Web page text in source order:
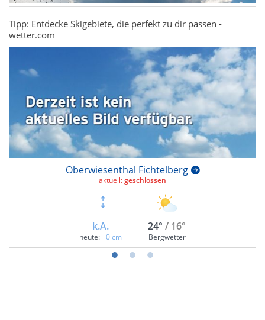
Tipp: Entdecke Skigebiete, die perfekt zu dir passen -
wetter.com
Oberwiesenthal Fichtelberg
aktuell:geschlossen
k.A.
heute:+0 cm
24° / 16°
Bergwetter